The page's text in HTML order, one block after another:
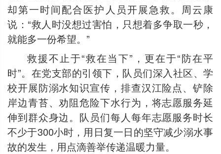
却第一时间配合医护人员开展急救。周云康
说：“救人时没想过害怕，只想着多争取一秒，
就能多一份希望。”
救援不止于“救在当下”，更在于“防在平
时”。在党支部的引领下，队员们深入社区、学
校开展防溺水知识宣传，排查汉江险点、铲除
岸边青苔、劝阻危险下水行为，将志愿服务延
伸到群众身边。队员们每人每年志愿服务时长
不少于300小时，用日复一日的坚守减少溺水事
故的发生，用点滴善举传递温暖力量。